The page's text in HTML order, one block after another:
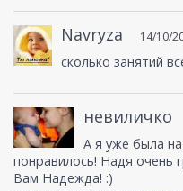
Navryza 14/10/
сколько занятий
невиличко
А я уже была
понравилось! Надя очень
Вам Надежда! :)